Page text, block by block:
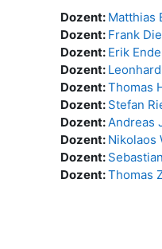
Dozent: Matthias
Dozent: Frank
Dozent: Erik
Dozent:
Dozent:Thomas
Dozent: Stefan
Dozent:Andreas
Dozent: Nikolaos
Dozent:
Dozent:Thomas